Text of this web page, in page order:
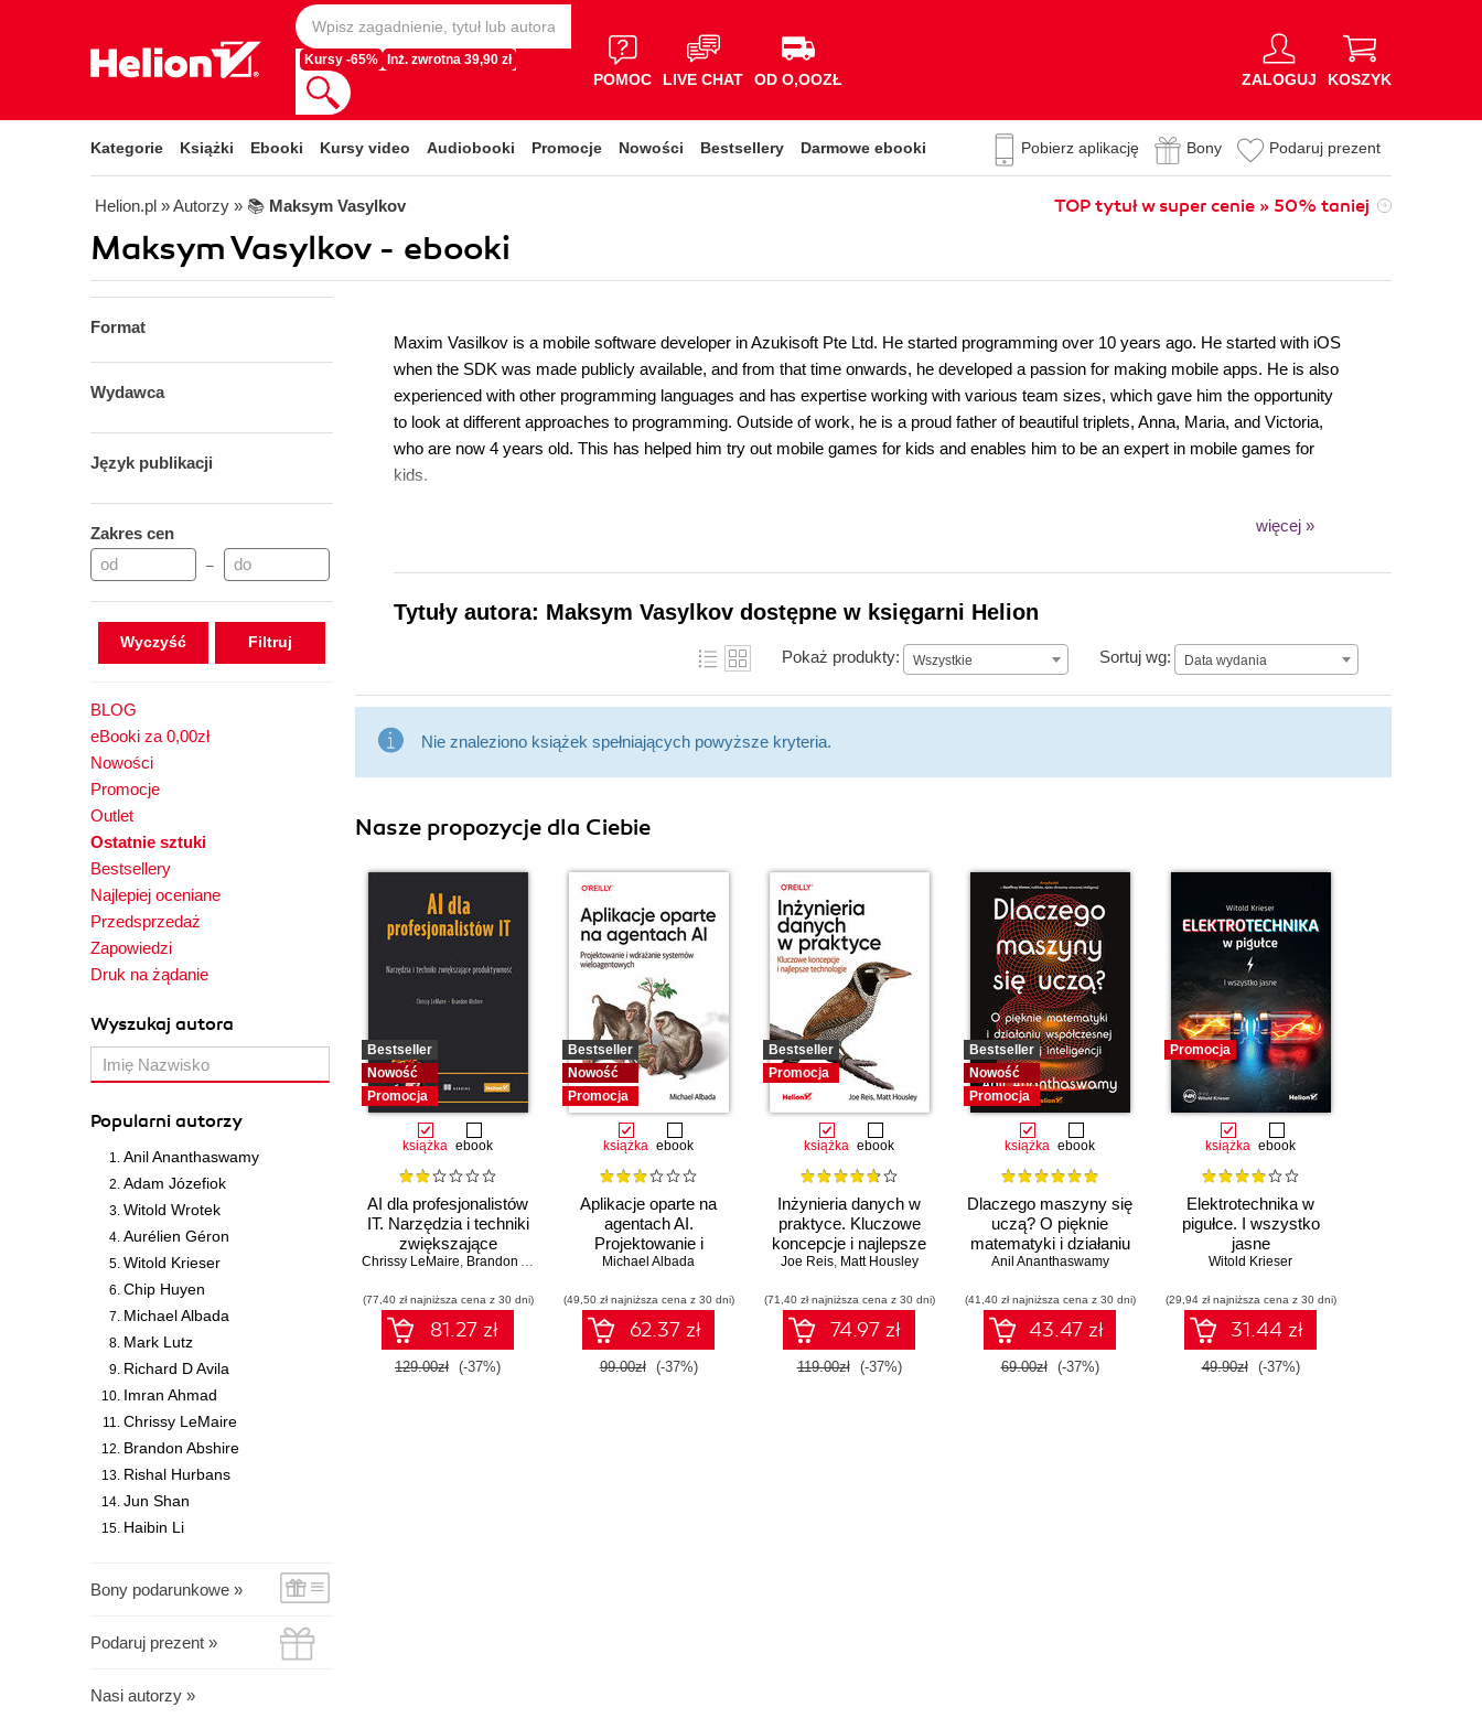
Kursy -65% Inż. zwrotna 39,90 zł
POMOC LIVE CHAT OD O,OOZŁ ZALOGUJ KOSZYK
Kategorie Książki Ebooki Kursy video Audiobooki Promocje Nowości Bestsellery Darmowe ebooki Pobierz aplikację Bony Podaruj prezent
Helion.pl » Autorzy » 📚 Maksym Vasylkov TOP tytuł w super cenie » 50% taniej
Maksym Vasylkov - ebooki
Format
Wydawca
Język publikacji
Zakres cen
–
Wyczyść
BLOG
eBooki za 0,00zł
Nowości
Promocje
Outlet
Ostatnie sztuki
Bestsellery
Najlepiej oceniane
Przedsprzedaż
Zapowiedzi
Druk na żądanie
Wyszukaj autora
Popularni autorzy
Anil Ananthaswamy
Adam Józefiok
Witold Wrotek
Aurélien Géron
Witold Krieser
Chip Huyen
Michael Albada
Mark Lutz
Richard D Avila
Imran Ahmad
Chrissy LeMaire
Brandon Abshire
Rishal Hurbans
Jun Shan
Haibin Li
Bony podarunkowe »
Podaruj prezent »
Nasi autorzy »
Maxim Vasilkov is a mobile software developer in Azukisoft Pte Ltd. He started programming over 10 years ago. He started with iOS
when the SDK was made publicly available, and from that time onwards, he developed a passion for making mobile apps. He is also
experienced with other programming languages and has expertise working with various team sizes, which gave him the opportunity
to look at different approaches to programming. Outside of work, he is a proud father of beautiful triplets, Anna, Maria, and Victoria,
who are now 4 years old. This has helped him try out mobile games for kids and enables him to be an expert in mobile games for
kids.
więcej »
Tytuły autora: Maksym Vasylkov dostępne w księgarni Helion
Pokaż produkty: Wszystkie Sortuj wg: Data wydania
Data wydania
Nie znaleziono książek spełniających powyższe kryteria.
Nasze propozycje dla Ciebie
Bestseller
Nowość
Promocja
książka ebook
AI dla profesjonalistów
IT. Narzędzia i techniki
zwiększające
produktywność
Chrissy LeMaire, Brandon Abshire
(77,40 zł najniższa cena z 30 dni)
81.27 zł
129.00zł (-37%)
Bestseller
Nowość
Promocja
książka ebook
Aplikacje oparte na
agentach AI.
Projektowanie i
wdrażanie systemów
Michael Albada
(49,50 zł najniższa cena z 30 dni)
62.37 zł
99.00zł (-37%)
Bestseller
Promocja
książka ebook
Inżynieria danych w
praktyce. Kluczowe
koncepcje i najlepsze
technologie
Joe Reis, Matt Housley
(71,40 zł najniższa cena z 30 dni)
74.97 zł
119.00zł (-37%)
Bestseller
Nowość
Promocja
książka ebook
Dlaczego maszyny się
uczą? O pięknie
matematyki i działaniu
współczesnej sztucznej
Anil Ananthaswamy
(41,40 zł najniższa cena z 30 dni)
43.47 zł
69.00zł (-37%)
Promocja
książka ebook
Elektrotechnika w
pigułce. I wszystko
jasne
Witold Krieser
(29,94 zł najniższa cena z 30 dni)
31.44 zł
49.90zł (-37%)